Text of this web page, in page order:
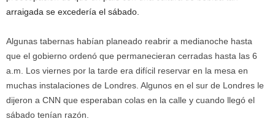
arraigada se excedería el sábado.
Algunas tabernas habían planeado reabrir a medianoche hasta
que el gobierno ordenó que permanecieran cerradas hasta las 6
a.m. Los viernes por la tarde era difícil reservar en la mesa en
muchas instalaciones de Londres. Algunos en el sur de Londres le
dijeron a CNN que esperaban colas en la calle y cuando llegó el
sábado tenían razón.